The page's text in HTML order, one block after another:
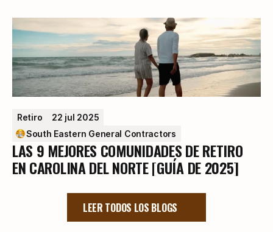
Retiro
22 jul 2025
South Eastern General Contractors
LAS 9 MEJORES COMUNIDADES DE RETIRO
EN CAROLINA DEL NORTE [GUÍA DE 2025]
LEER TODOS LOS BLOGS